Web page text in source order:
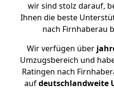
wir sind stolz darauf,
Ihnen die beste
nach Firnhaberau
Wir verfügen über
Umzugsbereich und
Ratingen nach
aufdeutschlandweite